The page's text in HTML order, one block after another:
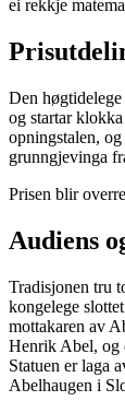
ei rekkje
Den
og startar
opningstalen,
grunngjevinga
Prisen blir
Audiens
Tradisjonen tru
kongelege
mottakaren av
Henrik Abel, og
Statuen er laga
Abelhaugen i